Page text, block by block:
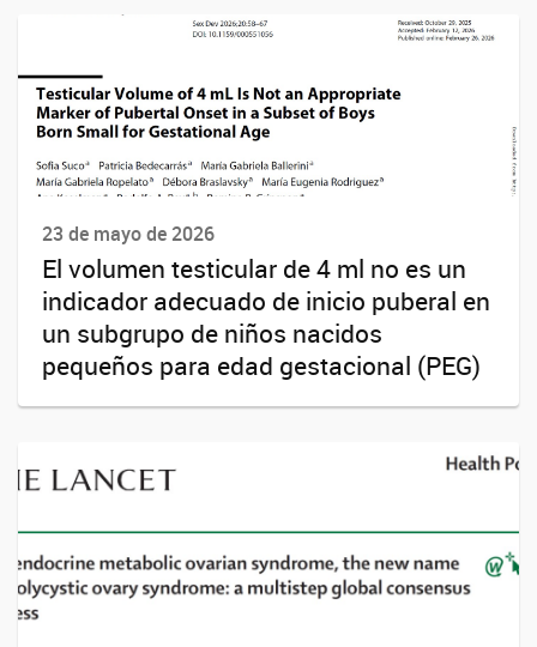
23 de mayo de 2026
El volumen testicular de 4 ml no es un
indicador adecuado de inicio puberal en
un subgrupo de niños nacidos
pequeños para edad gestacional (PEG)